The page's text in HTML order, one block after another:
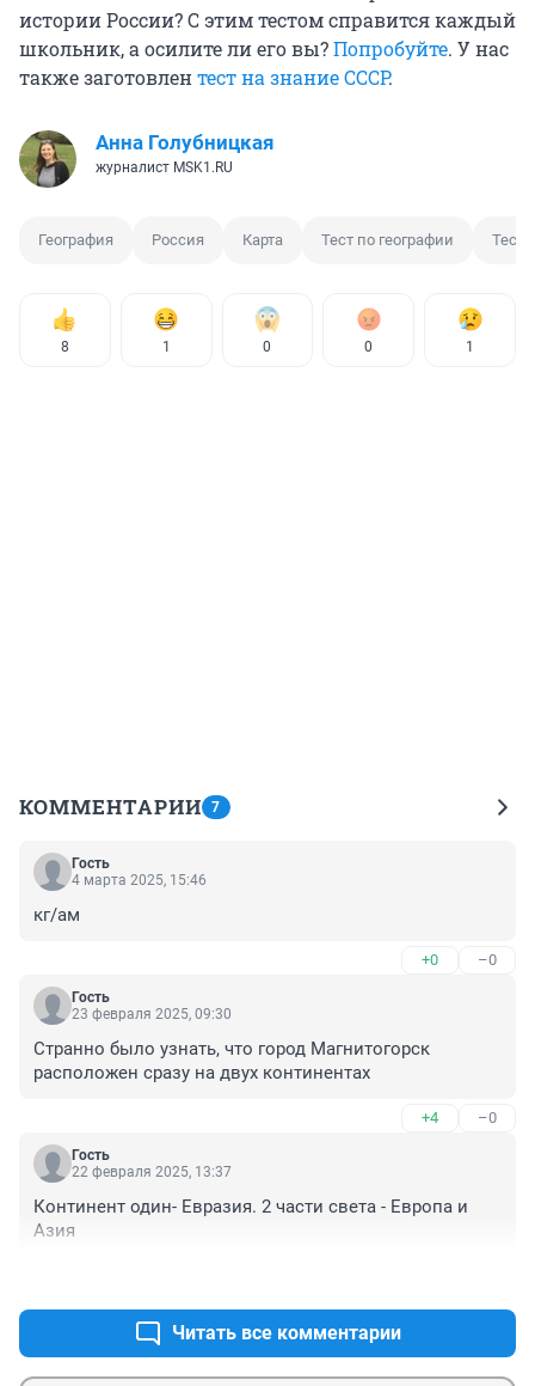
истории России? С этим тестом справится каждый
школьник, а осилите ли его вы?Попробуйте. У нас
также заготовлентест на знание СССР.
Анна Голубницкая
журналист MSK1.RU
География Россия Карта Тест по географии Тест
8 1 0 0 1
КОММЕНТАРИИ 7
Гость
4 марта 2025, 15:46
кг/ам
+0 –0
Гость
23 февраля 2025, 09:30
Странно было узнать, что город Магнитогорск
расположен сразу на двух континентах
+4 –0
Гость
22 февраля 2025, 13:37
Континент один- Евразия. 2 части света - Европа и
Азия
Читать все комментарии